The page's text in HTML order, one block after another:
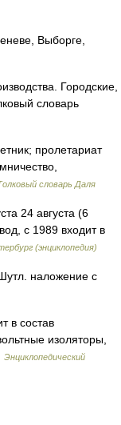
Выборге,
Городские,
словарь
пролетариат
словарь Даля
24 августа (6
с 1989 входит в
(энциклопедия)
наложение с
в состав
изоляторы,
Энциклопедический